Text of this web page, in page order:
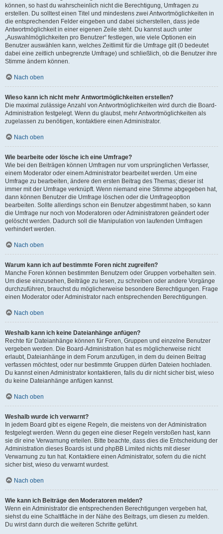
können, so hast du wahrscheinlich nicht die Berechtigung, Umfragen zu
erstellen. Du solltest einen Titel und mindestens zwei Antwortmöglichkeiten in
die entsprechenden Felder eingeben und dabei sicherstellen, dass jede
Antwortmöglichkeit in einer eigenen Zeile steht. Du kannst auch unter
„Auswahlmöglichkeiten pro Benutzer“ festlegen, wie viele Optionen ein
Benutzer auswählen kann, welches Zeitlimit für die Umfrage gilt (0 bedeutet
dabei eine zeitlich unbegrenzte Umfrage) und schließlich, ob die Benutzer ihre
Stimme ändern können.
Nach oben
Wieso kann ich nicht mehr Antwortmöglichkeiten erstellen?
Die maximal zulässige Anzahl von Antwortmöglichkeiten wird durch die Board-
Administration festgelegt. Wenn du glaubst, mehr Antwortmöglichkeiten als
zugelassen zu benötigen, kontaktiere einen Administrator.
Nach oben
Wie bearbeite oder lösche ich eine Umfrage?
Wie bei den Beiträgen können Umfragen nur vom ursprünglichen Verfasser,
einem Moderator oder einem Administrator bearbeitet werden. Um eine
Umfrage zu bearbeiten, ändere den ersten Beitrag des Themas; dieser ist
immer mit der Umfrage verknüpft. Wenn niemand eine Stimme abgegeben hat,
dann können Benutzer die Umfrage löschen oder die Umfrageoption
bearbeiten. Sollte allerdings schon ein Benutzer abgestimmt haben, so kann
die Umfrage nur noch von Moderatoren oder Administratoren geändert oder
gelöscht werden. Dadurch soll die Manipulation von laufenden Umfragen
verhindert werden.
Nach oben
Warum kann ich auf bestimmte Foren nicht zugreifen?
Manche Foren können bestimmten Benutzern oder Gruppen vorbehalten sein.
Um diese einzusehen, Beiträge zu lesen, zu schreiben oder andere Vorgänge
durchzuführen, brauchst du möglicherweise besondere Berechtigungen. Frage
einen Moderator oder Administrator nach entsprechenden Berechtigungen.
Nach oben
Weshalb kann ich keine Dateianhänge anfügen?
Rechte für Dateianhänge können für Foren, Gruppen und einzelne Benutzer
vergeben werden. Die Board-Administration hat es möglicherweise nicht
erlaubt, Dateianhänge in dem Forum anzufügen, in dem du deinen Beitrag
verfassen möchtest, oder nur bestimmte Gruppen dürfen Dateien hochladen.
Du kannst einen Administrator kontaktieren, falls du dir nicht sicher bist, wieso
du keine Dateianhänge anfügen kannst.
Nach oben
Weshalb wurde ich verwarnt?
In jedem Board gibt es eigene Regeln, die meistens von der Administration
festgelegt werden. Wenn du gegen eine dieser Regeln verstoßen hast, kann
sie dir eine Verwarnung erteilen. Bitte beachte, dass dies die Entscheidung der
Administration dieses Boards ist und phpBB Limited nichts mit dieser
Verwarnung zu tun hat. Kontaktiere einen Administrator, sofern du die nicht
sicher bist, wieso du verwarnt wurdest.
Nach oben
Wie kann ich Beiträge den Moderatoren melden?
Wenn ein Administrator die entsprechenden Berechtigungen vergeben hat,
siehst du eine Schaltfläche in der Nähe des Beitrags, um diesen zu melden.
Du wirst dann durch die weiteren Schritte geführt.